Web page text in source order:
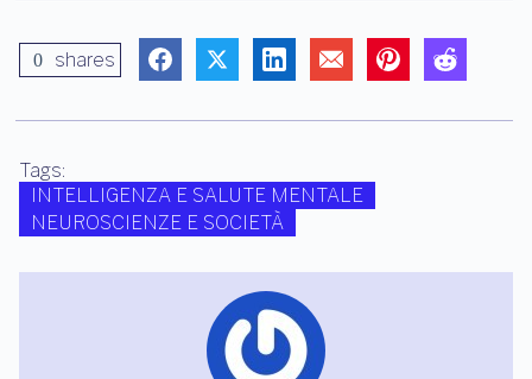
epigenetiche in pazienti.
Approfondimento sull'influenza dei meccanismi epigenetici
nei disturbi psichiatrici.
0 shares
INTELLIGENZA E SALUTE MENTALE
NEUROSCIENZE E SOCIETÀ